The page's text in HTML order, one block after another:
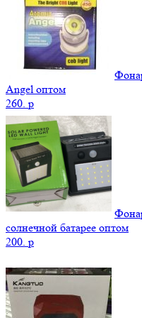
Angel оптом
260. p
солнечной батарее оптом
200. p